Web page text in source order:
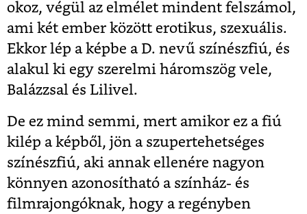
okoz, végül az elmélet mindent felszámol,
ami két ember között erotikus, szexuális.
Ekkor lép a képbe a D. nevű színészfiú, és
alakul ki egy szerelmi háromszög vele,
Balázzsal és Lilivel.
De ez mind semmi, mert amikor ez a fiú
kilép a képből, jön a szupertehetséges
színészfiú, aki annak ellenére nagyon
könnyen azonosítható a színház- és
filmrajongóknak, hogy a regényben